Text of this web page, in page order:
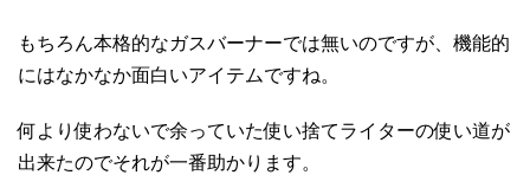
もちろん本格的なガスバーナーでは無いのですが、機能的
にはなかなか面白いアイテムですね。
何より使わないで余っていた使い捨てライターの使い道が
出来たのでそれが一番助かります。